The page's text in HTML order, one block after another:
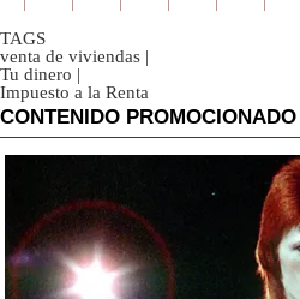
TAGS
venta de viviendas |
Tu dinero |
Impuesto a la Renta